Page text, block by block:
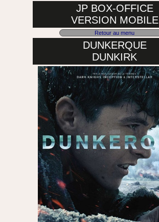
JP BOX-OFFICE
VERSION MOBILE
Retour au menu
DUNKERQUE
DUNKIRK